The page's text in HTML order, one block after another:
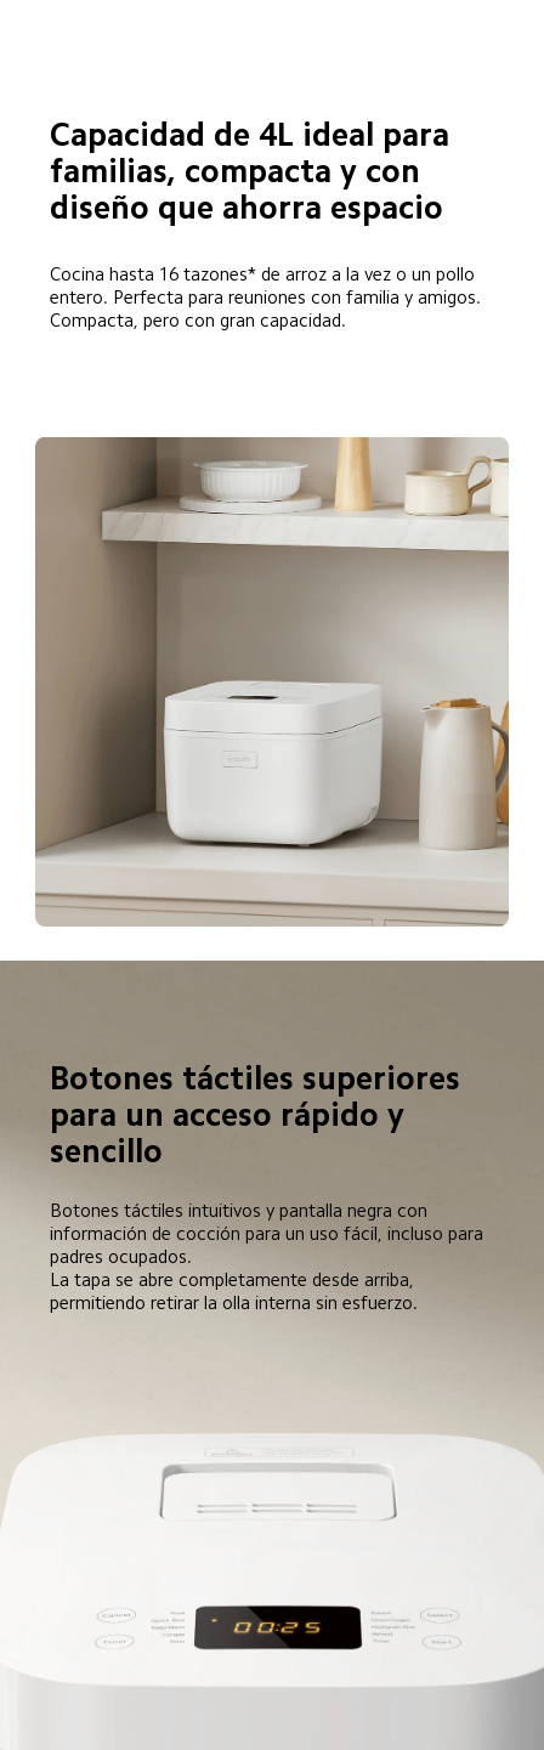
Capacidad de 4L ideal para
familias, compacta y con
diseño que ahorra espacio
Cocina hasta 16 tazones* de arroz a la vez o un pollo
entero. Perfecta para reuniones con familia y amigos.
Compacta, pero con gran capacidad.
Botones táctiles superiores
para un acceso rápido y
sencillo
Botones táctiles intuitivos y pantalla negra con
información de cocción para un uso fácil, incluso para
padres ocupados.
La tapa se abre completamente desde arriba,
permitiendo retirar la olla interna sin esfuerzo.